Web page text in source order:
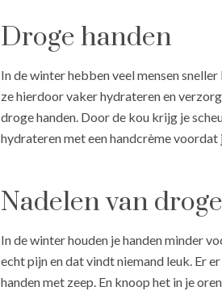
Droge handen
In de winter hebben veel mensen sneller
ze hierdoor vaker hydrateren en
droge handen. Door de kou krijg je
hydrateren met een handcrème voordat
Nadelen van
In de winter houden je handen minder
echt pijn en dat vindt niemand leuk. Er
handen met zeep. En knoop het in je